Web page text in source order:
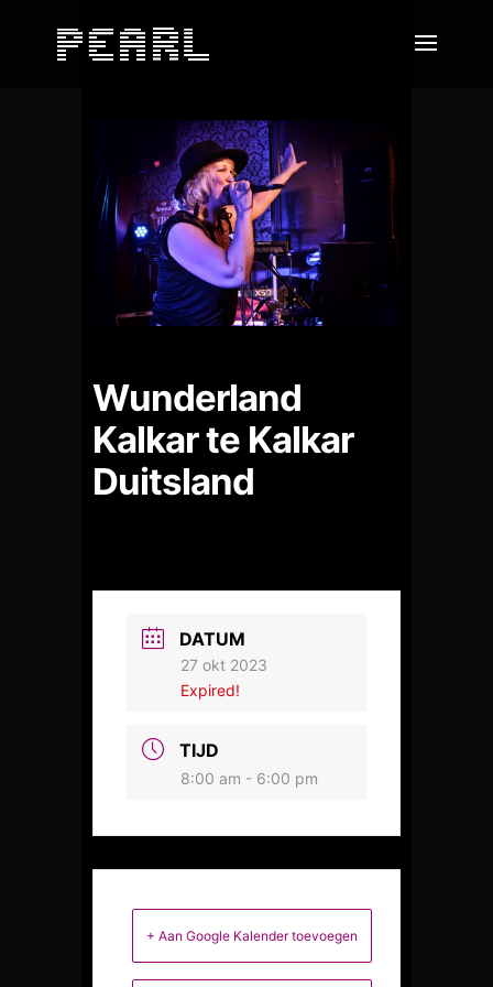
Wunderland
Kalkar te Kalkar
Duitsland
DATUM
27 okt 2023
Expired!
TIJD
8:00 am - 6:00 pm
+ Aan Google Kalender toevoegen